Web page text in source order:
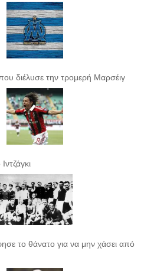
διέλυσε την τρομερή Μαρσέιγ
το θάνατο για να μην χάσει από